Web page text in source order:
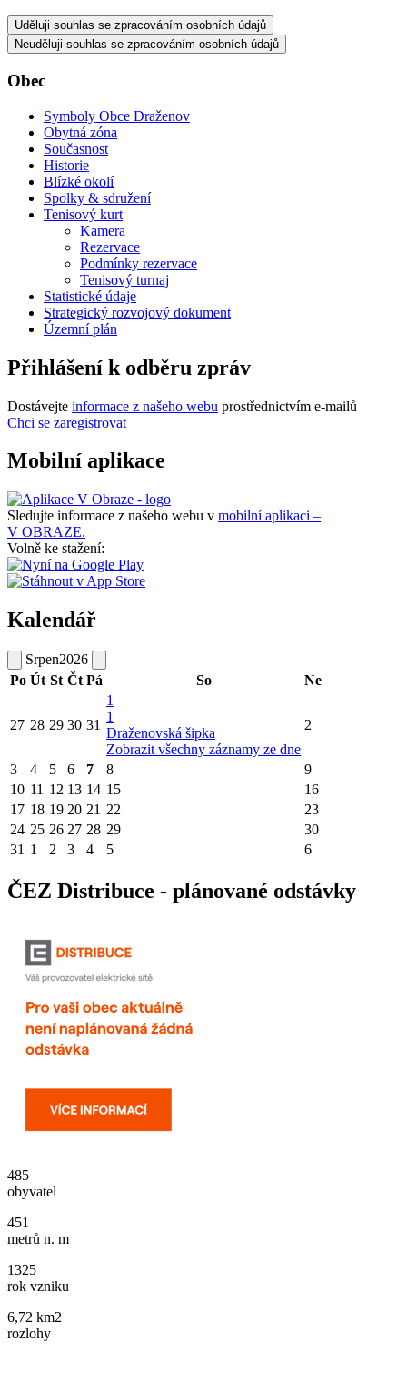
Uděluji souhlas se zpracováním osobních údajů
Neuděluji souhlas se zpracováním osobních údajů
Obec
Symboly Obce Draženov
Obytná zóna
Současnost
Historie
Blízké okolí
Spolky & sdružení
Tenisový kurt
Kamera
Rezervace
Podmínky rezervace
Tenisový turnaj
Statistické údaje
Strategický rozvojový dokument
Územní plán
Přihlášení k odběru zpráv
Dostávejte informace z našeho webu prostřednictvím e-mailů
Chci se zaregistrovat
Mobilní aplikace
Sledujte informace z našeho webu v mobilní aplikaci –
V OBRAZE.
Volně ke stažení:
Kalendář
Srpen2026
Po Út St Čt Pá So Ne
27 28 29 30 31
1
1
Draženovská šipka
Zobrazit všechny záznamy ze dne
2
3 4 5 6 7 8
9
10 11 12 13 14 15
16
17 18 19 20 21 22
23
24 25 26 27 28 29
30
31 1 2 3 4 5 6
ČEZ Distribuce - plánované odstávky
485
obyvatel
451
metrů n. m
1325
rok vzniku
6,72 km2
rozlohy